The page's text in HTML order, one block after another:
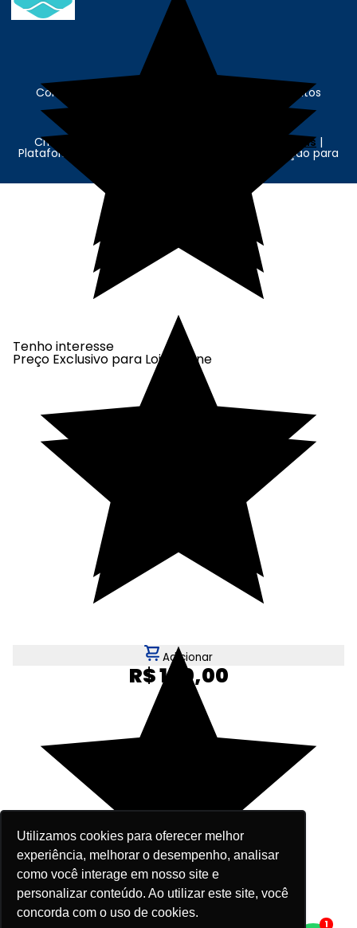
Utilizamos cookies para oferecer melhor
experiência, melhorar o desempenho, analisar
como você interage em nosso site e
personalizar conteúdo. Ao utilizar este site, você
concorda com o uso de cookies.
Tenho interesse
Preço Exclusivo para Loja Online
Adicionar
R$ 150,00
Contábil Store - © Contábil Store. Todos os Direitos
Criação e Desenvolvimento Agência New Humans |
Plataforma - Tecnologia e Comunicação para
1